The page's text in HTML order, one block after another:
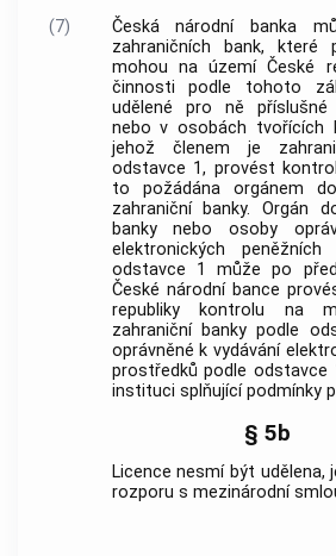
(7)
Česká národní banka
zahraničních bank, které
mohou na území České
činnosti podle tohoto
udělené pro ně příslušné
nebo v osobách tvořících
jehož členem je
odstavce 1, provést
to požádána orgánem
zahraniční banky. Orgán
banky nebo osoby
elektronických
odstavce 1 může po
České národní bance
republiky kontrolu na
zahraniční banky podle
oprávněné k vydávání
prostředků podle
instituci splňující podmínky
§ 5b
Licence nesmí být
rozporu s mezinárodní